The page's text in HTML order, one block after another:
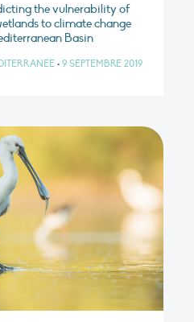
the vulnerability of
to climate change
Basin
• 9 SEPTEMBRE 2019